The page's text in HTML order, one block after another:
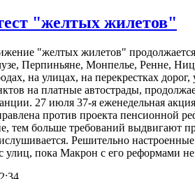
"желтых жилетов"
"желтых жилетов"
Перпиньяне, Монпелье, Ренне,
на улицах, на перекрестках
на платные автострады,
27 июля 37-я еженедельная
против проекта пенсионной
тем больше требований выдвигают
Решительно
улиц, пока Макрон с его реформами не